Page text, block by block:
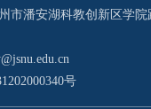
市潘安湖科教创新区学院
号